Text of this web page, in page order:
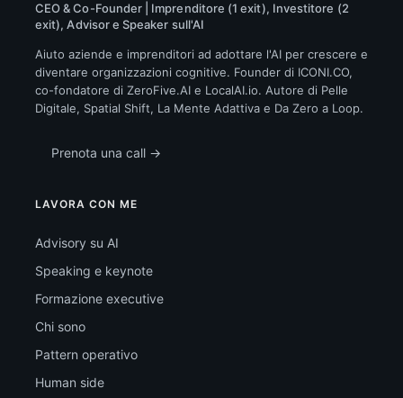
CEO & Co-Founder | Imprenditore (1 exit), Investitore (2
exit), Advisor e Speaker sull'AI
Aiuto aziende e imprenditori ad adottare l'AI per crescere e
diventare organizzazioni cognitive. Founder di ICONI.CO,
co-fondatore di ZeroFive.AI e LocalAI.io. Autore di Pelle
Digitale, Spatial Shift, La Mente Adattiva e Da Zero a Loop.
Prenota una call →
LAVORA CON ME
Advisory su AI
Speaking e keynote
Formazione executive
Chi sono
Pattern operativo
Human side